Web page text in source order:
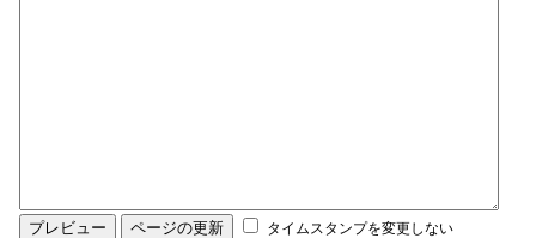
タイムスタンプを変更しない